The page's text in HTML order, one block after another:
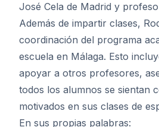
José Cela de Madrid y
Además de impartir clases,
coordinación del programa
escuela en Málaga. Esto
apoyar a otros profesores,
todos los alumnos se sientan
motivados en sus clases de
En sus propias palabras: